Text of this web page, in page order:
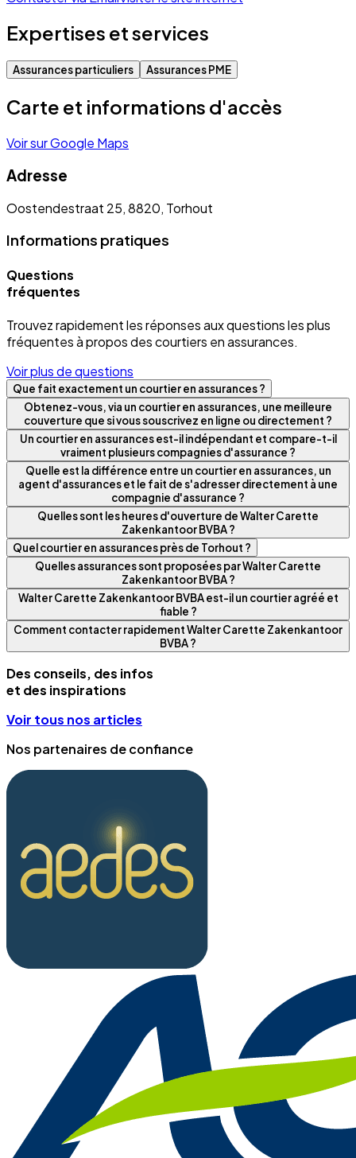
Expertises et services
Assurances particuliers Assurances PME
Carte et informations d'accès
Voir sur Google Maps
Adresse
Oostendestraat 25, 8820, Torhout
Informations pratiques
Questions
fréquentes
Trouvez rapidement les réponses aux questions les plus
fréquentes à propos des courtiers en assurances.
Voir plus de questions
Que fait exactement un courtier en assurances ?
Obtenez-vous, via un courtier en assurances, une meilleure
couverture que si vous souscrivez en ligne ou directement ?
Un courtier en assurances est-il indépendant et compare-t-il
vraiment plusieurs compagnies d'assurance ?
Quelle est la différence entre un courtier en assurances, un
agent d'assurances et le fait de s'adresser directement à une
compagnie d'assurance ?
Quelles sont les heures d'ouverture de Walter Carette
Zakenkantoor BVBA ?
Quel courtier en assurances près de Torhout ?
Quelles assurances sont proposées par Walter Carette
Zakenkantoor BVBA ?
Walter Carette Zakenkantoor BVBA est-il un courtier agréé et
fiable ?
Comment contacter rapidement Walter Carette Zakenkantoor
BVBA ?
Des conseils, des infos
et des inspirations
Voir tous nos articles
Nos partenaires de confiance